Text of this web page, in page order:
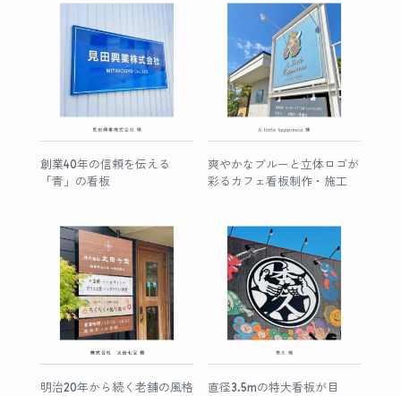
創業40年の信頼を伝える
「青」の看板
爽やかなブルーと立体ロゴが
彩るカフェ看板制作・施工
明治20年から続く老舗の風格
直径3.5mの特大看板が目